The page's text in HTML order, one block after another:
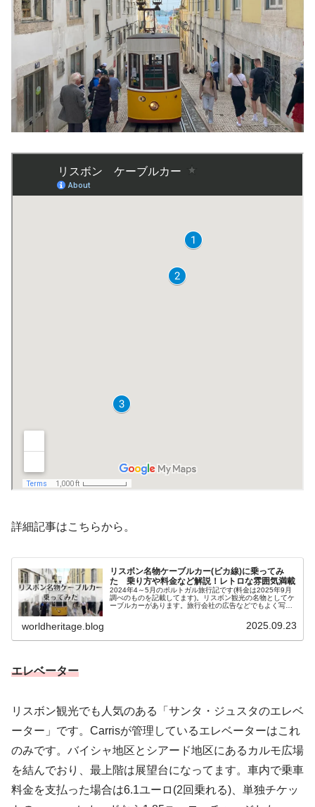
詳細記事はこちらから。
リスボン名物ケーブルカー(ビカ線)に乗ってみ
た 乗り方や料金など解説！レトロな雰囲気満載
2024年4～5月のポルトガル旅行記です(料金は2025年9月
調べのものを記載してます)。リスボン観光の名物としてケ
ーブルカーがあります。旅行会社の広告などでもよく写真
worldheritage.blog 2025.09.23
エレベーター
リスボン観光でも人気のある「サンタ・ジュスタのエレベ
ーター」です。Carrisが管理しているエレベーターはこれ
のみです。バイシャ地区とシアード地区にあるカルモ広場
を結んでおり、最上階は展望台になってます。車内で乗車
料金を支払った場合は6.1ユーロ(2回乗れる)、単独チケッ